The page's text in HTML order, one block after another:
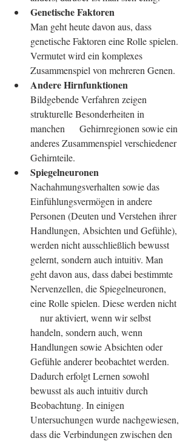
Genetische Faktoren
Man geht heute davon aus, dass
genetische Faktoren eine Rolle spielen.
Vermutet wird ein komplexes
Zusammenspiel von mehreren Genen.
Andere Hirnfunktionen
Bildgebende Verfahren zeigen
strukturelle Besonderheiten in
manchen      Gehirnregionen sowie ein
anderes Zusammenspiel verschiedener
Gehirnteile.
Spiegelneuronen
Nachahmungsverhalten sowie das
Einfühlungsvermögen in andere
Personen (Deuten und Verstehen ihrer
Handlungen, Absichten und Gefühle),
werden nicht ausschließlich bewusst
gelernt, sondern auch intuitiv. Man
geht davon aus, dass dabei bestimmte
Nervenzellen, die Spiegelneuronen,
eine Rolle spielen. Diese werden nicht
    nur aktiviert, wenn wir selbst
handeln, sondern auch, wenn
Handlungen sowie Absichten oder
Gefühle anderer beobachtet werden.
Dadurch erfolgt Lernen sowohl
bewusst als auch intuitiv durch
Beobachtung. In einigen
Untersuchungen wurde nachgewiesen,
dass die Verbindungen zwischen den